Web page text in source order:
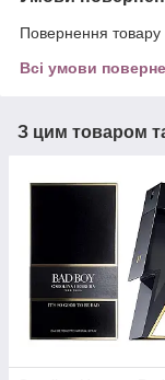
Повернення товару
Всі умови
З цим товаром